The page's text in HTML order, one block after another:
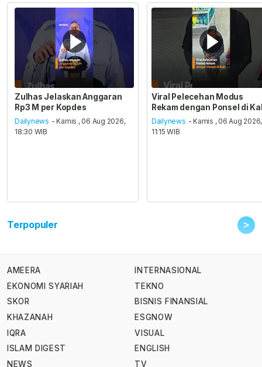
Zulhas Jelaskan Anggaran
Rp3 M per Kopdes
Dailynews - Kamis , 06 Aug 2026,
18:30 WIB
Viral Pelecehan Modus
Rekam dengan Ponsel di
Dailynews - Kamis , 06 Aug 2026,
11:15 WIB
Terpopuler >
AMEERA
EKONOMI SYARIAH
SKOR
KHAZANAH
IQRA
ISLAM DIGEST
NEWS
INTERNASIONAL
TEKNO
BISNIS FINANSIAL
ESGNOW
VISUAL
ENGLISH
TV